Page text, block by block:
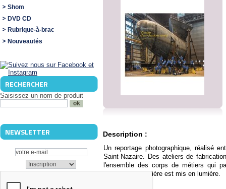
Shom
DVD CD
Rubrique-à-brac
Nouveautés
RECHERCHER
Saisissez un nom de produit
NEWSLETTER Description :
Un reportage photographique, réalisé
Saint-Nazaire. Des ateliers de
l'ensemble des corps de métiers qui
bateaux de croisière est mis en lumière.